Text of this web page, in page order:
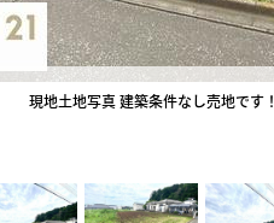
現地土地写真 建築条件なし売地です！